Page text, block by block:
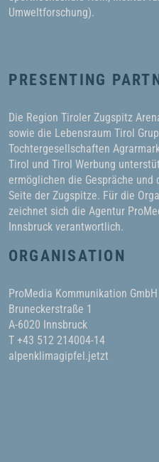
Umweltforschung).
PRESENTING
Die Region Tiroler Zugspitz
sowie die Lebensraum Tirol
Tochtergesellschaften
Tirol und Tirol Werbung
ermöglichen die Gespräche
Seite der Zugspitze. Für die
zeichnet sich die Agentur
Innsbruck verantwortlich.
ORGANISATION
ProMedia Kommunikation GmbH
Bruneckerstraße 1
A-6020 Innsbruck
T +43 512 214004-14
alpenklimagipfel.jetzt